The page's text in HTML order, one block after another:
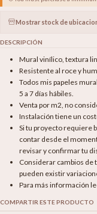
Mostrar stock de
DESCRIPCIÓN
Mural vinílico, textura
Resistente al roce y
Todos mis papeles
5 a 7 días hábiles.
Venta por m2, no
Instalación tiene un
Si tu proyecto requiere
contar desde el
revisar y confirmar tu
Considerar cambios de
pueden existir
Para más información
COMPARTIR ESTE PRODUCTO